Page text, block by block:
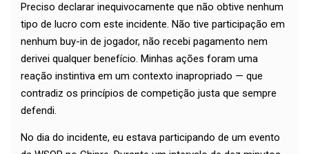
Preciso declarar inequivocamente que não obtive nenhum
tipo de lucro com este incidente. Não tive participação em
nenhum buy-in de jogador, não recebi pagamento nem
derivei qualquer benefício. Minhas ações foram uma
reação instintiva em um contexto inapropriado — que
contradiz os princípios de competição justa que sempre
defendi.
No dia do incidente, eu estava participando de um evento